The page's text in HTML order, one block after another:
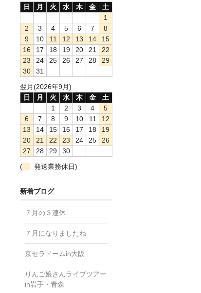
日
月 火 水 木 金
土
1
2
3 4 5 6 7
8
9
10 11 12 13 14
15
16
17 18 19 20 21
22
23
24 25 26 27 28
29
30
31
翌月(2026年9月)
日
月 火 水 木 金
土
1
2 3 4
5
6
7 8 9 10 11
12
13
14 15 16 17 18
19
20
21 22 23 24 25
26
27
28 29
30
(
発送業務休日)
新着ブログ
７月の３連休
７月になりましたね
京セラドームin大阪
りんご娘さんライブツアー
in岩手・青森